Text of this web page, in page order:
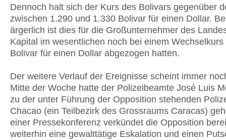
Dennoch halt sich der Kurs des Bolivars gegenüber
zwischen 1.290 und 1.330 Bolivar für einen Dollar.
ärgerlich ist dies für die Großunternehmer des
Kapital im wesentlichen noch bei einem
Bolivar für einen Dollar abgezogen hatten.
Der weitere Verlauf der Ereignisse scheint immer
Mitte der Woche hatte der Polizeibeamte José Luis
zu der unter Führung der Opposition stehenden
Chacao (ein Teilbezirk des Grossraums Caracas)
einer Pressekonferenz verkündet die Opposition
weiterhin eine gewalttätige Eskalation und einen